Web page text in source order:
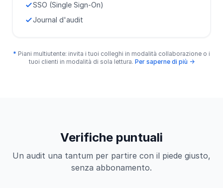
SSO (Single Sign-On)
Journal d'audit
* Piani multiutente: invita i tuoi colleghi in modalità collaborazione o i
tuoi clienti in modalità di sola lettura. Per saperne di più →
Verifiche puntuali
Un audit una tantum per partire con il piede giusto,
senza abbonamento.